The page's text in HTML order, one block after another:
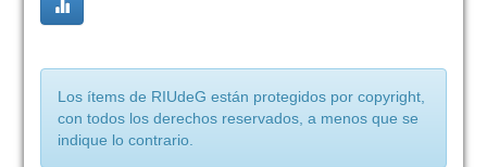
Los ítems de RIUdeG están protegidos por copyright,
con todos los derechos reservados, a menos que se
indique lo contrario.